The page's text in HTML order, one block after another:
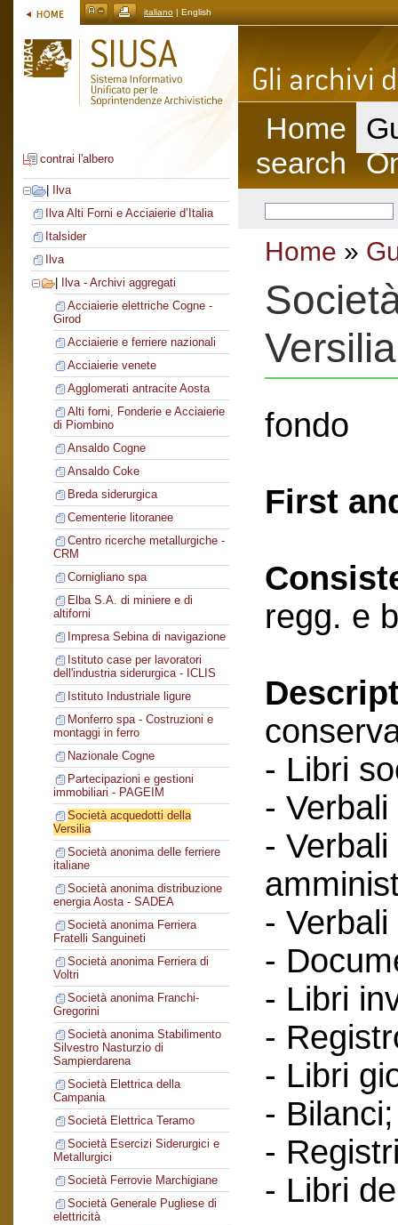
italiano | English
contrai l'albero
Ilva
Ilva Alti Forni e Acciaierie d’Italia
Italsider
Ilva
Ilva - Archivi aggregati
Acciaierie elettriche Cogne -
Girod
Acciaierie e ferriere nazionali
Acciaierie venete
Agglomerati antracite Aosta
Alti forni, Fonderie e Acciaierie
di Piombino
Ansaldo Cogne
Ansaldo Coke
Breda siderurgica
Cementerie litoranee
Centro ricerche metallurgiche -
CRM
Cornigliano spa
Elba S.A. di miniere e di
altiforni
Impresa Sebina di navigazione
Istituto case per lavoratori
dell'industria siderurgica - ICLIS
Istituto Industriale ligure
Monferro spa - Costruzioni e
montaggi in ferro
Nazionale Cogne
Partecipazioni e gestioni
immobiliari - PAGEIM
Società acquedotti della
Versilia
Società anonima delle ferriere
italiane
Società anonima distribuzione
energia Aosta - SADEA
Società anonima Ferriera
Fratelli Sanguineti
Società anonima Ferriera di
Voltri
Società anonima Franchi-
Gregorini
Società anonima Stabilimento
Silvestro Nasturzio di
Sampierdarena
Società Elettrica della
Campania
Società Elettrica Teramo
Società Esercizi Siderurgici e
Metallurgici
Società Ferrovie Marchigiane
Società Generale Pugliese di
elettricità
Home
search
Home »
Versilia
fondo
First
regg. e
- Libri
-
-
-
-
- Libri
-
- Libri
- Bilanci;
-
- Libri